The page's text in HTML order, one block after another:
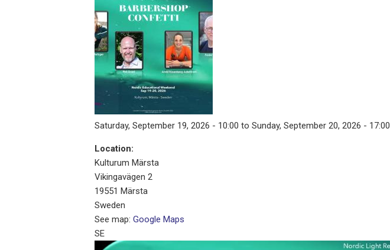
Saturday, September 19, 2026 - 10:00 to Sunday, September 20, 2026 - 17:00
Location:
Kulturum Märsta
Vikingavägen 2
19551 Märsta
Sweden
See map: Google Maps
SE